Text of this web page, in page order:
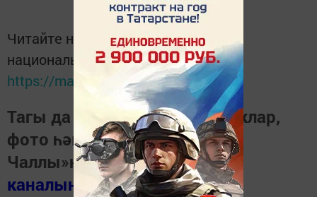
Читайте новости Татарстана в
национальном мессенджере MАХ:
https://max.ru/tatmedia
Тагы да кызыклырак яңалыклар,
фото һәм видеолар «Шәһри
Чаллы»ныңMAX
каналында(язылыгыз).